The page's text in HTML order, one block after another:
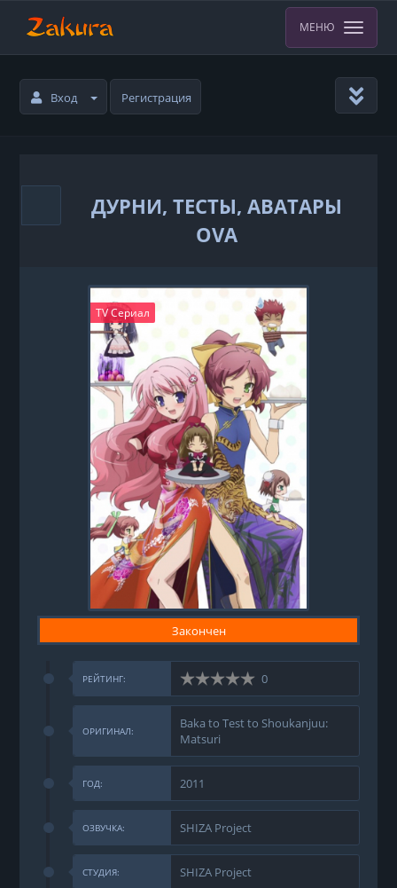
МЕНЮ
Вход Регистрация
ДУРНИ, ТЕСТЫ, АВАТАРЫ
OVA
TV Сериал
Закончен
РЕЙТИНГ: 0
ОРИГИНАЛ:
Baka to Test to Shoukanjuu:
Matsuri
ГОД: 2011
ОЗВУЧКА: SHIZA Project
СТУДИЯ: SHIZA Project